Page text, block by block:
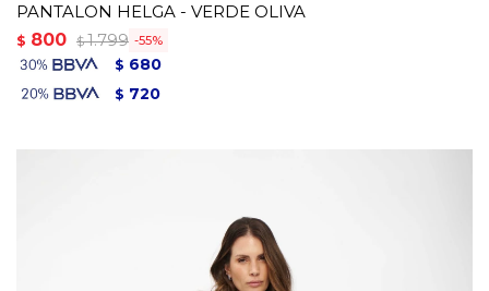
PANTALON HELGA - VERDE OLIVA
$ 800 $ 1.799 55
$ 680
$ 720